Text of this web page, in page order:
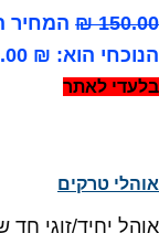
₪150.00 המחיר
הנוכחי הוא: ₪ 80.00.
בלעדי לאתר
אוהלי טרקים